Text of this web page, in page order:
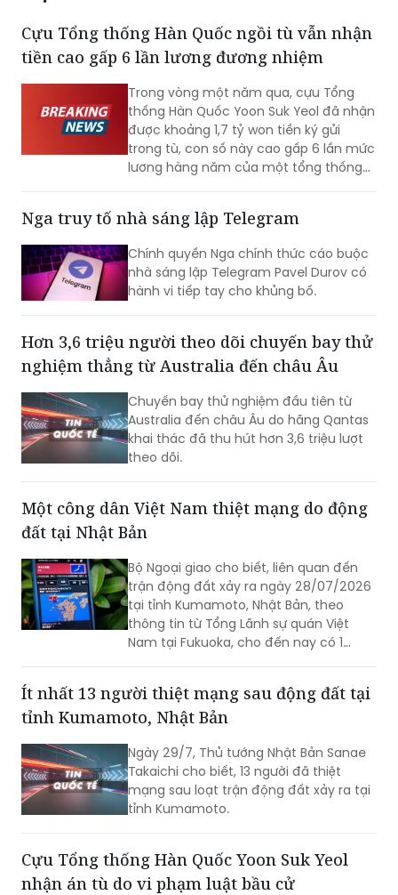
Cựu Tổng thống Hàn Quốc ngồi tù vẫn nhận
tiền cao gấp 6 lần lương đương nhiệm
Trong vòng một năm qua, cựu Tổng
thống Hàn Quốc Yoon Suk Yeol đã nhận
được khoảng 1,7 tỷ won tiền ký gửi
trong tù, con số này cao gấp 6 lần mức
lương hàng năm của một tổng thống
nhận mức tiền ký gửi lên tới khoảng 170
được nhiều tiền nhất tại Trại tạm giam
miền Nam Seoul.
Nga truy tố nhà sáng lập Telegram
Chính quyền Nga chính thức cáo buộc
nhà sáng lập Telegram Pavel Durov có
hành vi tiếp tay cho khủng bố.
Hơn 3,6 triệu người theo dõi chuyến bay thử
nghiệm thẳng từ Australia đến châu Âu
Chuyến bay thử nghiệm đầu tiên từ
Australia đến châu Âu do hãng Qantas
khai thác đã thu hút hơn 3,6 triệu lượt
theo dõi.
Một công dân Việt Nam thiệt mạng do động
đất tại Nhật Bản
Bộ Ngoại giao cho biết, liên quan đến
trận động đất xảy ra ngày 28/07/2026
tại tỉnh Kumamoto, Nhật Bản, theo
thông tin từ Tổng Lãnh sự quán Việt
Nam tại Fukuoka, cho đến nay có 1
trận động đất.
Ít nhất 13 người thiệt mạng sau động đất tại
tỉnh Kumamoto, Nhật Bản
Ngày 29/7, Thủ tướng Nhật Bản Sanae
Takaichi cho biết, 13 người đã thiệt
mạng sau loạt trận động đất xảy ra tại
tỉnh Kumamoto.
Cựu Tổng thống Hàn Quốc Yoon Suk Yeol
nhận án tù do vi phạm luật bầu cử